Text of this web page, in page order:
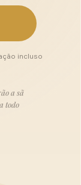
incluso
a sã
todo